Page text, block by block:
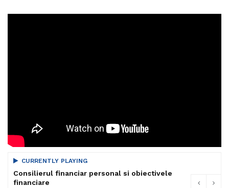
CURRENTLY PLAYING
Consilierul financiar personal si obiectivele
financiare